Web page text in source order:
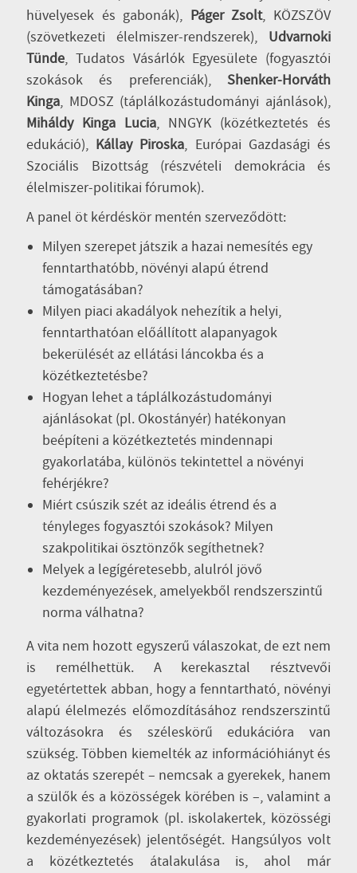
hüvelyesek és gabonák), Páger Zsolt, KÖZSZÖV
(szövetkezeti élelmiszer-rendszerek), Udvarnoki
Tünde, Tudatos Vásárlók Egyesülete (fogyasztói
szokások és preferenciák), Shenker-Horváth
Kinga, MDOSZ (táplálkozástudományi ajánlások),
Miháldy Kinga Lucia, NNGYK (közétkeztetés és
edukáció), Kállay Piroska, Európai Gazdasági és
Szociális Bizottság (részvételi demokrácia és
élelmiszer-politikai fórumok).
A panel öt kérdéskör mentén szerveződött:
Milyen szerepet játszik a hazai nemesítés egy
fenntarthatóbb, növényi alapú étrend
támogatásában?
Milyen piaci akadályok nehezítik a helyi,
fenntarthatóan előállított alapanyagok
bekerülését az ellátási láncokba és a
közétkeztetésbe?
Hogyan lehet a táplálkozástudományi
ajánlásokat (pl. Okostányér) hatékonyan
beépíteni a közétkeztetés mindennapi
gyakorlatába, különös tekintettel a növényi
fehérjékre?
Miért csúszik szét az ideális étrend és a
tényleges fogyasztói szokások? Milyen
szakpolitikai ösztönzők segíthetnek?
Melyek a legígéretesebb, alulról jövő
kezdeményezések, amelyekből rendszerszintű
norma válhatna?
A vita nem hozott egyszerű válaszokat, de ezt nem
is remélhettük. A kerekasztal résztvevői
egyetértettek abban, hogy a fenntartható, növényi
alapú élelmezés előmozdításához rendszerszintű
változásokra és széleskörű edukációra van
szükség. Többen kiemelték az információhiányt és
az oktatás szerepét – nemcsak a gyerekek, hanem
a szülők és a közösségek körében is –, valamint a
gyakorlati programok (pl. iskolakertek, közösségi
kezdeményezések) jelentőségét. Hangsúlyos volt
a közétkeztetés átalakulása is, ahol már